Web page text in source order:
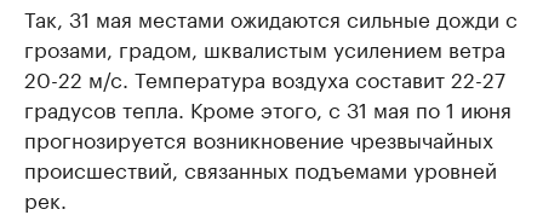
Так, 31 мая местами ожидаются сильные дожди с
грозами, градом, шквалистым усилением ветра
20-22 м/с. Температура воздуха составит 22-27
градусов тепла. Кроме этого, с 31 мая по 1 июня
прогнозируется возникновение чрезвычайных
происшествий, связанных подъемами уровней
рек.